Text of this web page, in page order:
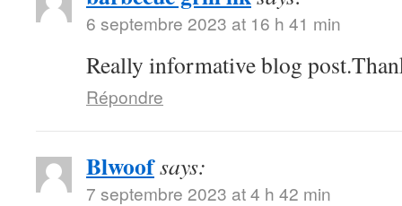
6 septembre 2023 at 16 h 41 min
Really informative blog
Répondre
Blwoofsays:
7 septembre 2023 at 4 h 42 min